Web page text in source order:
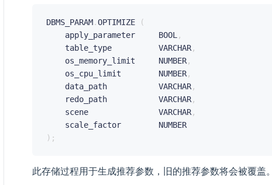
DBMS_PARAM.OPTIMIZE
(
	apply_parameter     BOOL
,
	table_type          VARCHAR
,
	os_memory_limit     NUMBER
,
	os_cpu_limit        NUMBER
,
	data_path           VARCHAR
,
	redo_path           VARCHAR
,
	scene               VARCHAR
,
) ;
此存储过程用于生成推荐参数，旧的推荐参数将会被覆盖。